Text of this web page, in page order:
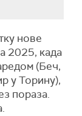
нове
2025, када
(Беч,
у Торину),
пораза.